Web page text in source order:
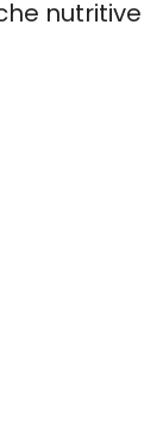
nutritive